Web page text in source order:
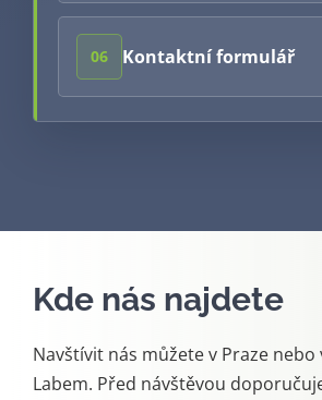
06 Kontaktní formulář
Kde nás najdete
Navštívit nás můžete v Praze nebo
Labem. Před návštěvou